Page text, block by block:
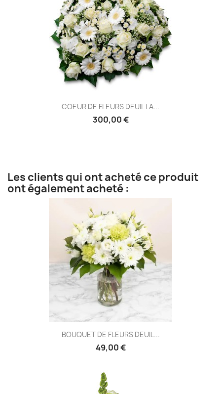
COEUR DE FLEURS DEUIL LA...
300,00 €
Les clients qui ont acheté ce produit
ont également acheté :
BOUQUET DE FLEURS DEUIL...
49,00 €